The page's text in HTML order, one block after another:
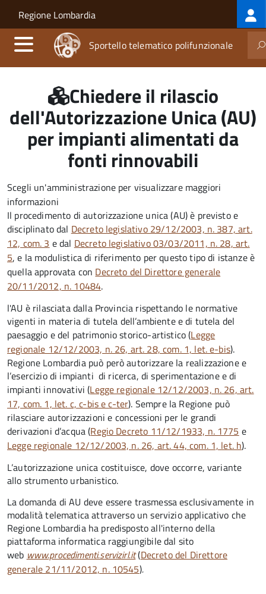
Salta al contenuto principale
Skip to site navigation
Regione Lombardia
Sportello telematico polifunzionale
Chiedere il rilascio
dell'Autorizzazione Unica (AU)
per impianti alimentati da
fonti rinnovabili
Scegli un'amministrazione per visualizzare maggiori
informazioni
Il procedimento di autorizzazione unica (AU) è previsto e
disciplinato dal Decreto legislativo 29/12/2003, n. 387, art.
12, com. 3 e dal Decreto legislativo 03/03/2011, n. 28, art.
5, e la modulistica di riferimento per questo tipo di istanze è
quella approvata con Decreto del Direttore generale
20/11/2012, n. 10484.
l'AU è rilasciata dalla Provincia rispettando le normative
vigenti in materia di tutela dell’ambiente e di tutela del
paesaggio e del patrimonio storico-artistico (Legge
regionale 12/12/2003, n. 26, art. 28, com. 1, let. e-bis).
Regione Lombardia può però autorizzare la realizzazione e
l’esercizio di impianti di ricerca, di sperimentazione e di
impianti innovativi (Legge regionale 12/12/2003, n. 26, art.
17, com. 1, let. c, c-bis e c-ter). Sempre la Regione può
rilasciare autorizzazioni e concessioni per le grandi
derivazioni d’acqua (Regio Decreto 11/12/1933, n. 1775 e
Legge regionale 12/12/2003, n. 26, art. 44, com. 1, let. h).
L’autorizzazione unica costituisce, dove occorre, variante
allo strumento urbanistico.
La domanda di AU deve essere trasmessa esclusivamente in
modalità telematica attraverso un servizio applicativo che
Regione Lombardia ha predisposto all'interno della
piattaforma informatica raggiungibile dal sito
web www.procedimenti.servizirl.it(Decreto del Direttore
generale 21/11/2012, n. 10545).